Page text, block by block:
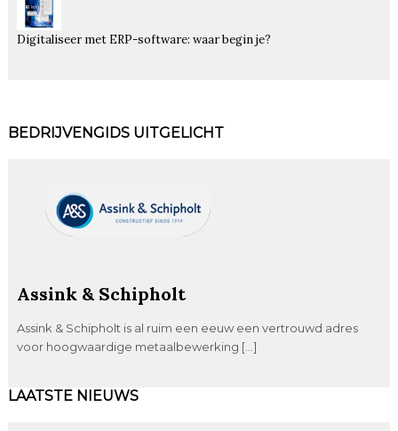
Digitaliseer met ERP-software: waar begin je?
BEDRIJVENGIDS UITGELICHT
Assink & Schipholt
Assink & Schipholt is al ruim een eeuw een vertrouwd adres
voor hoogwaardige metaalbewerking […]
LAATSTE NIEUWS